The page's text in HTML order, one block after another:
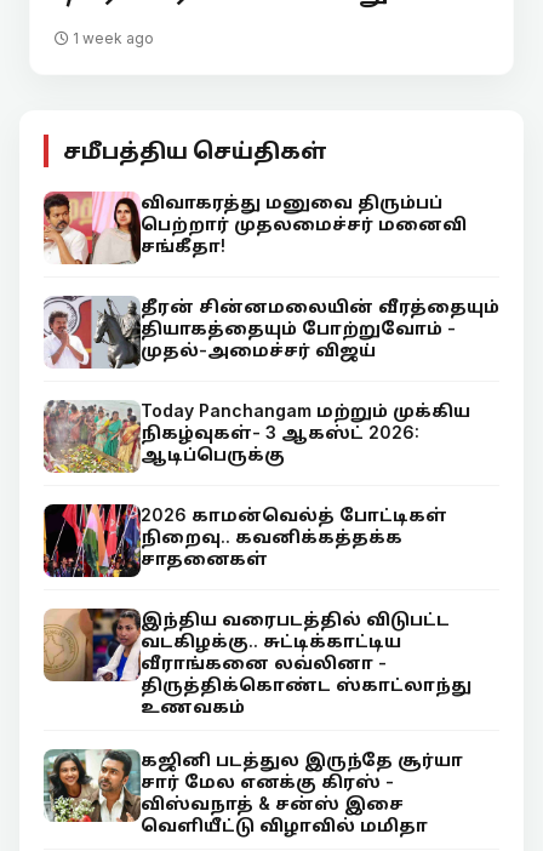
1 week ago
சமீபத்திய செய்திகள்
விவாகரத்து மனுவை திரும்பப்
பெற்றார் முதலமைச்சர் மனைவி
சங்கீதா!
தீரன் சின்னமலையின் வீரத்தையும்
தியாகத்தையும் போற்றுவோம் -
முதல்-அமைச்சர் விஜய்
Today Panchangam மற்றும் முக்கிய
நிகழ்வுகள்- 3 ஆகஸ்ட் 2026:
ஆடிப்பெருக்கு
2026 காமன்வெல்த் போட்டிகள்
நிறைவு.. கவனிக்கத்தக்க
சாதனைகள்
இந்திய வரைபடத்தில் விடுபட்ட
வடகிழக்கு.. சுட்டிக்காட்டிய
வீராங்கனை லவ்லினா -
திருத்திக்கொண்ட ஸ்காட்லாந்து
உணவகம்
கஜினி படத்துல இருந்தே சூர்யா
சார் மேல எனக்கு கிரஸ் -
விஸ்வநாத் & சன்ஸ் இசை
வெளியீட்டு விழாவில் மமிதா